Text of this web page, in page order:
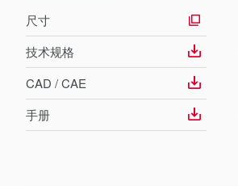
尺寸
技术规格
CAD / CAE
手册